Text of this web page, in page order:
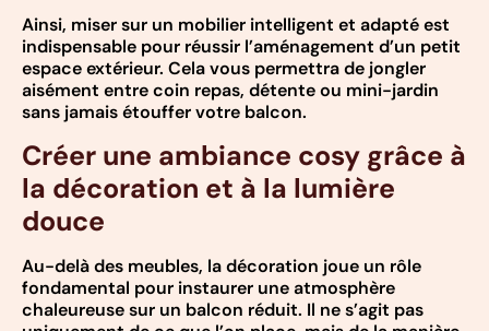
Ainsi, miser sur un mobilier intelligent et adapté est
indispensable pour réussir l’aménagement d’un petit
espace extérieur. Cela vous permettra de jongler
aisément entre coin repas, détente ou mini-jardin
sans jamais étouffer votre balcon.
Créer une ambiance cosy grâce à
la décoration et à la lumière
douce
Au-delà des meubles, la décoration joue un rôle
fondamental pour instaurer une atmosphère
chaleureuse sur un balcon réduit. Il ne s’agit pas